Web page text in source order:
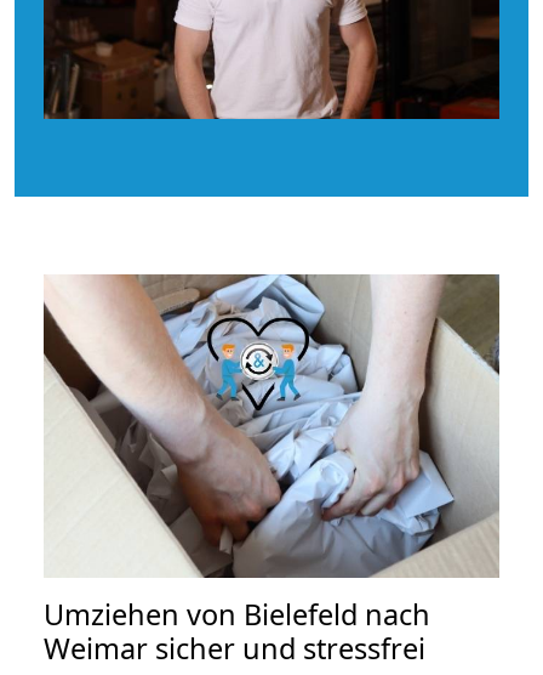
Umziehen von Bielefeld nach
Weimar sicher und stressfrei